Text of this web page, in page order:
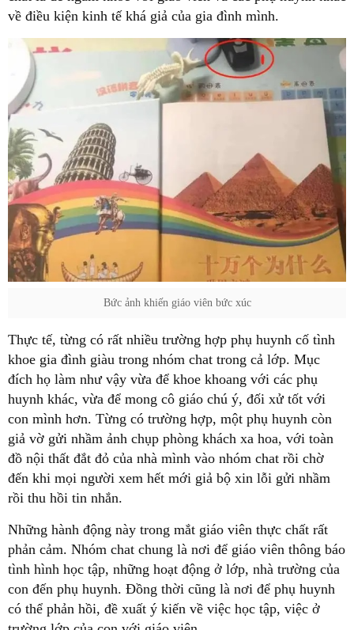
về điều kiện kinh tế khá giả của gia đình mình.
Bức ảnh khiến giáo viên bức xúc
Thực tế, từng có rất nhiều trường hợp phụ huynh cố tình
khoe gia đình giàu trong nhóm chat trong cả lớp. Mục
đích họ làm như vậy vừa để khoe khoang với các phụ
huynh khác, vừa để mong cô giáo chú ý, đối xử tốt với
con mình hơn. Từng có trường hợp, một phụ huynh còn
giả vờ gửi nhầm ảnh chụp phòng khách xa hoa, với toàn
đồ nội thất đắt đỏ của nhà mình vào nhóm chat rồi chờ
đến khi mọi người xem hết mới giả bộ xin lỗi gửi nhầm
rồi thu hồi tin nhắn.
Những hành động này trong mắt giáo viên thực chất rất
phản cảm. Nhóm chat chung là nơi để giáo viên thông báo
tình hình học tập, những hoạt động ở lớp, nhà trường của
con đến phụ huynh. Đồng thời cũng là nơi để phụ huynh
có thể phản hồi, đề xuất ý kiến về việc học tập, việc ở